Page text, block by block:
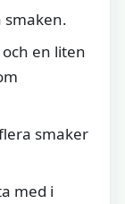
smaken.
en liten
smaker
med i